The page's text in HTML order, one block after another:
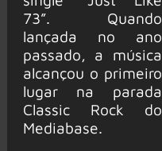
73”. Quando
lançada no ano
passado, a música
alcançou o primeiro
lugar na parada
Classic Rock do
Mediabase.